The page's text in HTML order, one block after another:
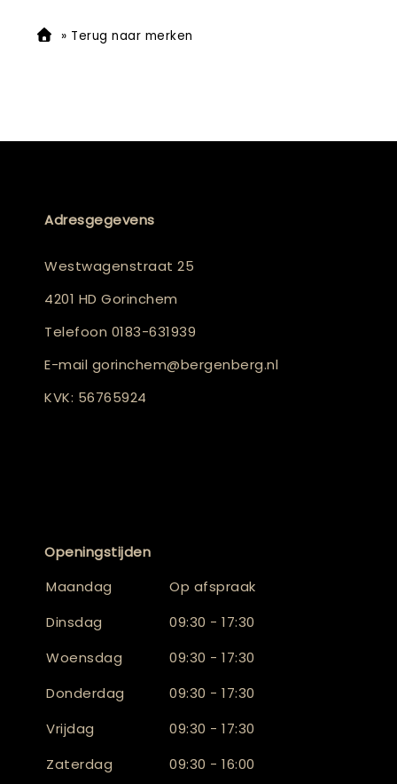
» Terug naar merken
Adresgegevens
Westwagenstraat 25
4201 HD Gorinchem
Telefoon 0183-631939
E-mail gorinchem@bergenberg.nl
KVK: 56765924
Openingstijden
Maandag
Op afspraak
Dinsdag
09:30 - 17:30
Woensdag
09:30 - 17:30
Donderdag
09:30 - 17:30
Vrijdag
09:30 - 17:30
Zaterdag
09:30 - 16:00